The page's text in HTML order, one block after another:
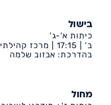
בישול
כיתות א'-ג'
ב' |
17:15 |
מרכז קהילתי
דיונה
בהדרכת: אבזוב שלמה
מחול